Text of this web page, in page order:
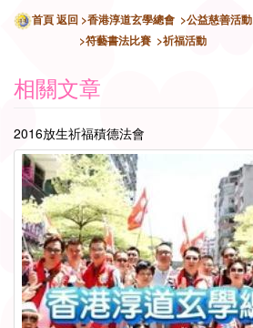
首頁返回 >香港淳道玄學總會 >公益慈善活動
>符藝書法比賽 >祈福活動
相關文章
2016放生祈福積德法會